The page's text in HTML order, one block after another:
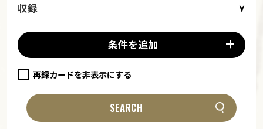
収録
条件を追加
再録カードを非表示にする
SEARCH